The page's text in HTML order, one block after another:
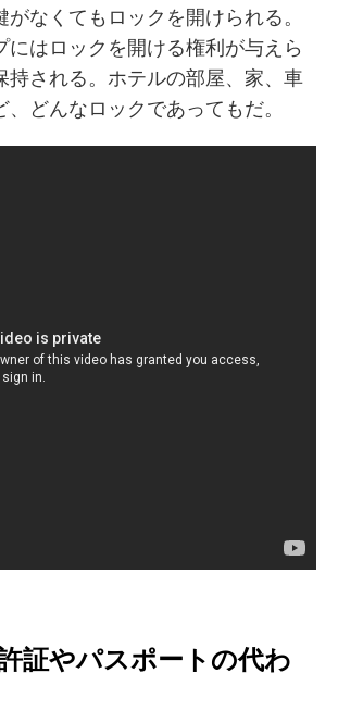
がなくてもロックを開けられる。
にはロックを開ける権利が与えら
持される。ホテルの部屋、家、車
どんなロックであってもだ。
証やパスポートの代わ